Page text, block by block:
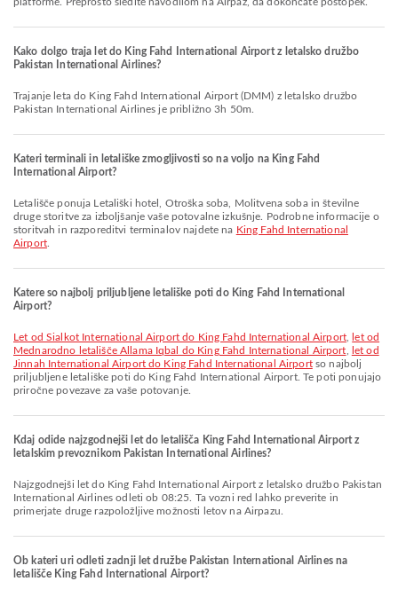
Kako dolgo traja let do King Fahd International Airport z letalsko družbo
Pakistan International Airlines?
Trajanje leta do King Fahd International Airport (DMM) z letalsko družbo
Pakistan International Airlines je približno 3h 50m.
Kateri terminali in letališke zmogljivosti so na voljo na King Fahd
International Airport?
Letališče ponuja Letališki hotel, Otroška soba, Molitvena soba in številne
druge storitve za izboljšanje vaše potovalne izkušnje. Podrobne informacije o
storitvah in razporeditvi terminalov najdete na King Fahd International
Airport.
Katere so najbolj priljubljene letališke poti do King Fahd International
Airport?
let od Sialkot International Airport do King Fahd International Airport,
let od
Mednarodno letališče Allama Iqbal do King Fahd International Airport
let od
Jinnah International Airport do King Fahd International Airportso najbolj
priljubljene letališke poti do King Fahd International Airport. Te poti ponujajo
priročne povezave za vaše potovanje.
Kdaj odide najzgodnejši let do letališča King Fahd International Airport z
letalskim prevoznikom Pakistan International Airlines?
Najzgodnejši let do King Fahd International Airport z letalsko družbo Pakistan
International Airlines odleti ob 08:25. Ta vozni red lahko preverite in
primerjate druge razpoložljive možnosti letov na Airpazu.
Ob kateri uri odleti zadnji let družbe Pakistan International Airlines na
letališče King Fahd International Airport?